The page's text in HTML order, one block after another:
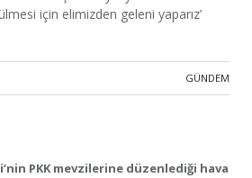
için elimizden geleni yaparız’
GÜNDEM
PKK mevzilerine düzenlediği hava